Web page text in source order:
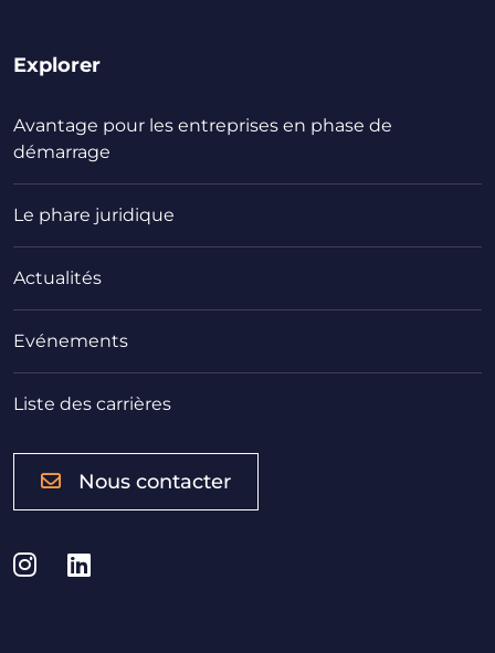
Explorer
Avantage pour les entreprises en phase de
démarrage
Le phare juridique
Actualités
Evénements
Liste des carrières
Nous contacter
Instagram
LinkedIn